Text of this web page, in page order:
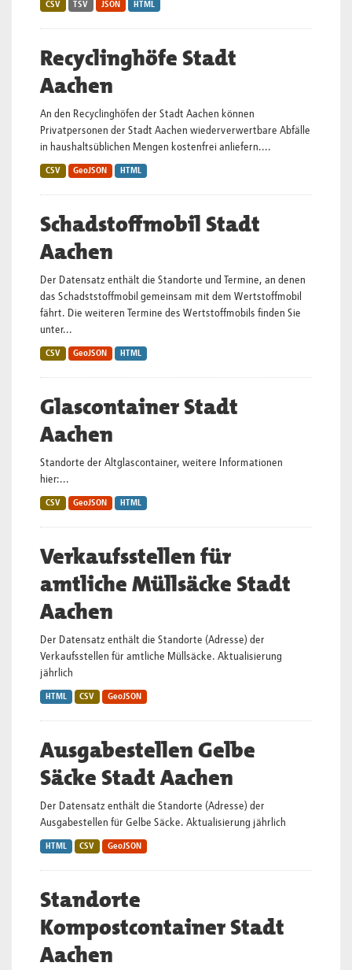
CSV TSV JSON HTML
Recyclinghöfe Stadt
Aachen
An den Recyclinghöfen der Stadt Aachen können
Privatpersonen der Stadt Aachen wiederverwertbare Abfälle
in haushaltsüblichen Mengen kostenfrei anliefern....
CSV GeoJSON HTML
Schadstoffmobil Stadt
Aachen
Der Datensatz enthält die Standorte und Termine, an denen
das Schadststoffmobil gemeinsam mit dem Wertstoffmobil
fährt. Die weiteren Termine des Wertstoffmobils finden Sie
unter...
CSV GeoJSON HTML
Glascontainer Stadt
Aachen
Standorte der Altglascontainer, weitere Informationen
hier:...
CSV GeoJSON HTML
Verkaufsstellen für
amtliche Müllsäcke Stadt
Aachen
Der Datensatz enthält die Standorte (Adresse) der
Verkaufsstellen für amtliche Müllsäcke. Aktualisierung
jährlich
HTML CSV GeoJSON
Ausgabestellen Gelbe
Säcke Stadt Aachen
Der Datensatz enthält die Standorte (Adresse) der
Ausgabestellen für Gelbe Säcke. Aktualisierung jährlich
HTML CSV GeoJSON
Standorte
Kompostcontainer Stadt
Aachen